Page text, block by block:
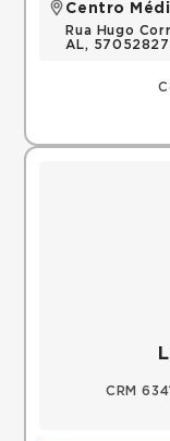
Centro
Rua Hugo
AL, 57052827
CRM